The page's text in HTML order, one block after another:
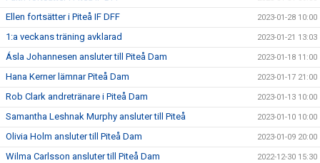
Ellen fortsätter i Piteå IF DFF 2023-01-28 10:00
1:a veckans träning avklarad 2023-01-21 13:03
Ásla Johannesen ansluter till Piteå Dam 2023-01-18 11:00
Hana Kerner lämnar Piteå Dam 2023-01-17 21:00
Rob Clark andretränare i Piteå Dam 2023-01-13 10:00
Samantha Leshnak Murphy ansluter till Piteå 2023-01-10 10:00
Olivia Holm ansluter till Piteå Dam 2023-01-09 20:00
Wilma Carlsson ansluter till Piteå Dam 2022-12-30 15:30